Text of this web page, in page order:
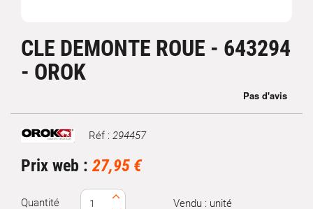
CLE DEMONTE ROUE - 643294
- OROK
Marque Réf : 294457
Prix web : 27,95 €
Quantité Vendu : unité